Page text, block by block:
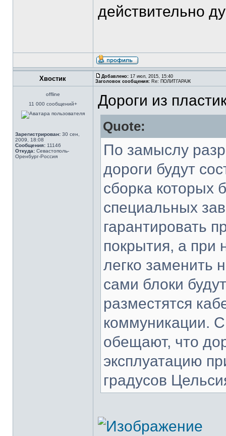
действительно
Хвостик Добавлено: 17 июл, 2015, 15:40
Заголовок сообщения: Re: ПОЛИТГАРАЖ
offline
11 000 сообщений+
Зарегистрирован: 30 сен,
2009, 18:08
Сообщения: 11146
Откуда: Севастополь-
Оренбург-Россия
Дороги из
Quote:
По замыслу
дороги будут
сборка которых
специальных
гарантировать
покрытия, а при
легко заменить
сами блоки
разместятся
коммуникации.
обещают, что
эксплуатацию
градусов